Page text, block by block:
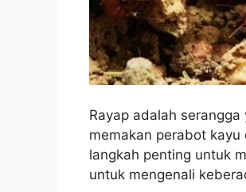
Rayap adalah
memakan perabot
langkah penting untuk
untuk mengenali